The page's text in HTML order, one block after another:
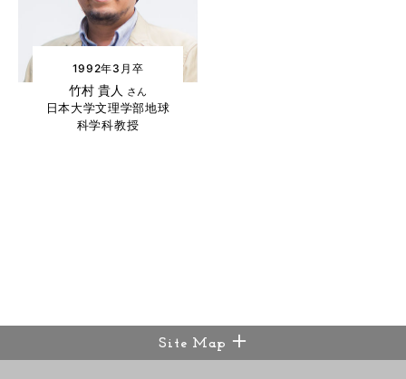
1992年3月卒
竹村 貴人 さん
日本大学文理学部地球
科学科教授
Site Map